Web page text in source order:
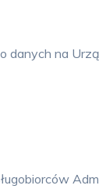
danych na